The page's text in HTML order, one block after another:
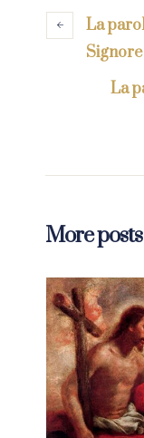
La
La
More posts